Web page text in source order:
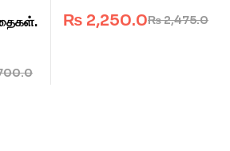
₨2,475.0
₨ 2,250.0